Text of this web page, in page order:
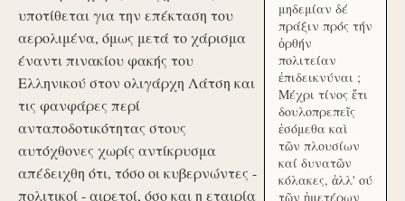
υποτίθεται για την επέκταση του
αερολιμένα, όμως μετά το χάρισμα
έναντι πινακίου φακής του
Ελληνικού στον ολιγάρχη Λάτση και
τις φανφάρες περί
ανταποδοτικότητας στους
αυτόχθονες χωρίς αντίκρυσμα
απέδειχθη ότι, τόσο οι κυβερνώντες -
πολιτικοί - αιρετοί, όσο και η εταιρία
μηδεμίαν δέ
πράξιν πρός τήν
ὀρθήν
πολιτείαν
ἐπιδεικνύναι ;
Μέχρι τίνος ἔτι
δουλοπρεπεῖς
ἐσόμεθα καὶ
τῶν πλουσίων
καί δυνατῶν
κόλακες, ἀλλ' ού
τῶν ἡμετέρων